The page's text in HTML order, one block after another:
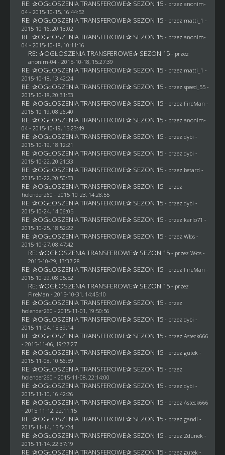
RE: ✰OGŁOSZENIA TRANSFEROWE✰ SEZON 15 - przez anonim-
04- 2015-10-15, 16:44:52
RE: ✰OGŁOSZENIA TRANSFEROWE✰ SEZON 15 - przez matti_1 -
2015-10-16, 20:13:02
RE: ✰OGŁOSZENIA TRANSFEROWE✰ SEZON 15 - przez anonim-
04- 2015-10-18, 10:11:16
RE: ✰OGŁOSZENIA TRANSFEROWE✰ SEZON 15 - przez
anonim-04- 2015-10-18, 15:27:39
RE: ✰OGŁOSZENIA TRANSFEROWE✰ SEZON 15 - przez matti_1 -
2015-10-18, 13:42:24
RE: ✰OGŁOSZENIA TRANSFEROWE✰ SEZON 15 - przez speed_55 -
2015-10-18, 20:31:53
RE: ✰OGŁOSZENIA TRANSFEROWE✰ SEZON 15 - przez FireMan -
2015-10-19, 08:26:40
RE: ✰OGŁOSZENIA TRANSFEROWE✰ SEZON 15 - przez anonim-
04- 2015-10-19, 15:23:49
RE: ✰OGŁOSZENIA TRANSFEROWE✰ SEZON 15 - przez dybi -
2015-10-19, 18:12:21
RE: ✰OGŁOSZENIA TRANSFEROWE✰ SEZON 15 - przez dybi -
2015-10-22, 20:21:33
RE: ✰OGŁOSZENIA TRANSFEROWE✰ SEZON 15 - przez betard -
2015-10-22, 20:50:53
RE: ✰OGŁOSZENIA TRANSFEROWE✰ SEZON 15 - przez
holender260 - 2015-10-23, 14:28:55
RE: ✰OGŁOSZENIA TRANSFEROWE✰ SEZON 15 - przez dybi -
2015-10-24, 14:06:05
RE: ✰OGŁOSZENIA TRANSFEROWE✰ SEZON 15 - przez karlo71 -
2015-10-25, 18:52:22
RE: ✰OGŁOSZENIA TRANSFEROWE✰ SEZON 15 - przez Włos-
2015-10-27, 08:47:42
RE: ✰OGŁOSZENIA TRANSFEROWE✰ SEZON 15 - przez Włos-
2015-10-29, 13:37:28
RE: ✰OGŁOSZENIA TRANSFEROWE✰ SEZON 15 - przez FireMan -
2015-10-29, 08:05:52
RE: ✰OGŁOSZENIA TRANSFEROWE✰ SEZON 15 - przez
FireMan - 2015-10-31, 14:45:10
RE: ✰OGŁOSZENIA TRANSFEROWE✰ SEZON 15 - przez
holender260 - 2015-11-01, 19:50:56
RE: ✰OGŁOSZENIA TRANSFEROWE✰ SEZON 15 - przez dybi -
2015-11-04, 15:39:14
RE: ✰OGŁOSZENIA TRANSFEROWE✰ SEZON 15 - przez Asteck666
- 2015-11-06, 19:27:27
RE: ✰OGŁOSZENIA TRANSFEROWE✰ SEZON 15 - przez gutek -
2015-11-08, 10:56:59
RE: ✰OGŁOSZENIA TRANSFEROWE✰ SEZON 15 - przez
holender260 - 2015-11-08, 22:14:00
RE: ✰OGŁOSZENIA TRANSFEROWE✰ SEZON 15 - przez dybi -
2015-11-10, 16:42:26
RE: ✰OGŁOSZENIA TRANSFEROWE✰ SEZON 15 - przez Asteck666
- 2015-11-12, 22:11:15
RE: ✰OGŁOSZENIA TRANSFEROWE✰ SEZON 15 - przez gandi -
2015-11-14, 15:54:24
RE: ✰OGŁOSZENIA TRANSFEROWE✰ SEZON 15 - przez Zdunek -
2015-11-14, 22:37:19
RE: ✰OGŁOSZENIA TRANSFEROWE✰ SEZON 15 - przez gutek -